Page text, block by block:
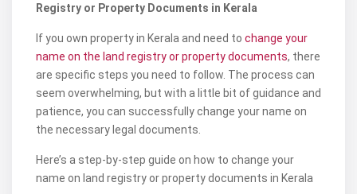
Registry or Property Documents in Kerala
If you own property in Kerala and need to change your
name on the land registry or property documents, there
are specific steps you need to follow. The process can
seem overwhelming, but with a little bit of guidance and
patience, you can successfully change your name on
the necessary legal documents.
Here’s a step-by-step guide on how to change your
name on land registry or property documents in Kerala